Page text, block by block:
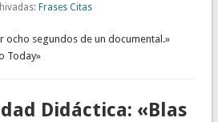
Frases Citas
ocho segundos de un documental.»
Today»
Didáctica: «Blas